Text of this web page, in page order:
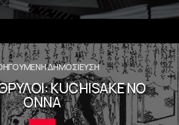
ΔΗΜΟΣΊΕΥΣΗ
KUCHISAKE NO
ONNA